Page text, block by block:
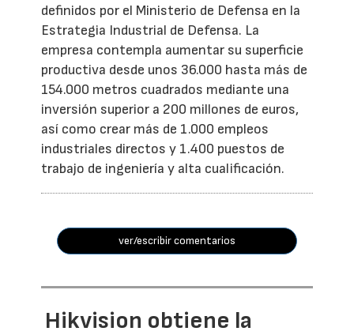
definidos por el Ministerio de Defensa en la
Estrategia Industrial de Defensa. La
empresa contempla aumentar su superficie
productiva desde unos 36.000 hasta más de
154.000 metros cuadrados mediante una
inversión superior a 200 millones de euros,
así como crear más de 1.000 empleos
industriales directos y 1.400 puestos de
trabajo de ingeniería y alta cualificación.
ver/escribir comentarios
Hikvision obtiene la